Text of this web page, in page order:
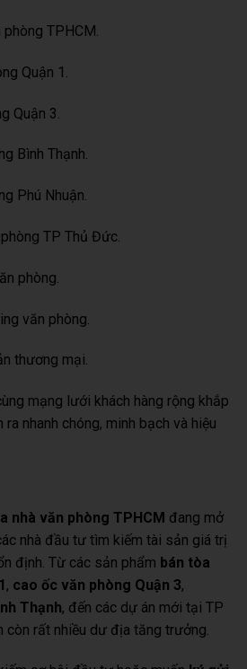
TPHCM.
Quận 1.
Quận 3.
Bình Thạnh.
Phú Nhuận.
TP Thủ Đức.
phòng.
văn phòng.
thương mại.
mạng lưới khách hàng rộng khắp
nhanh chóng, minh bạch và hiệu
nhà văn phòng TPHCM đang mở
nhà đầu tư tìm kiếm tài sản giá trị
định. Từ các sản phẩm bán tòa
, cao ốc văn phòng Quận 3,
Thạnh, đến các dự án mới tại TP
rất nhiều dư địa tăng trưởng.